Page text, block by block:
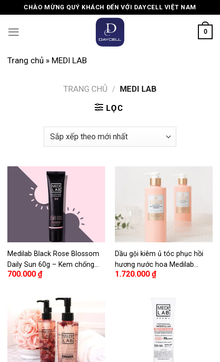
content
CHÀO MỪNG QUÝ KHÁCH ĐẾN VỚI DAYCELL VIỆT NAM
0
Trang chủ » MEDI LAB
TRANG CHỦ / MEDI LAB
LỌC
Medilab Black Rose Blossom
Daily Sun 60g – Kem chống
nắng Daycell Tinh chất Hoa
700.000 ₫
Dầu gội kiêm ủ tóc phục hồi
hương nước hoa Medilab
350ml – MEDILAB+ BLACK
1.720.000 ₫